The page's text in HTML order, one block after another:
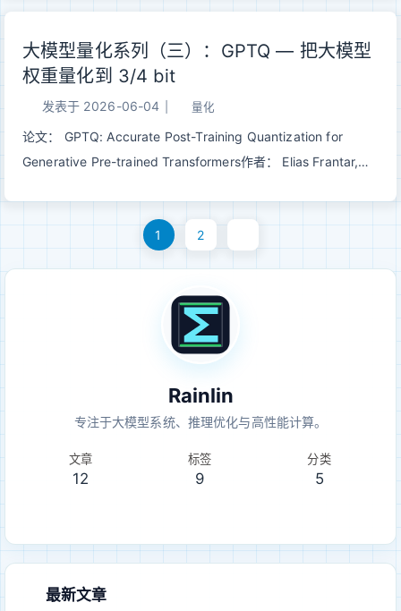
weight channel，再通过等价缩放降低它们的相对量化误差，在
不做重构、不引入混合精度路径的情况下实现高质量 W4A16 部
署。 一、GPTQ 之后，AWQ 在问什么问题上一篇 GPTQ 解决
的是 weight-only 低比特量化里的一个核心问题： 如果只把
weight 压到 3/4 bit，怎样避免简单取整把 layer output 搞
Hessian 信息，量化后再调整剩余...
大模型量化系列（三）：GPTQ — 把大模型
权重量化到 3/4 bit
发表于 2026-06-04 量化
论文： GPTQ: Accurate Post-Training Quantization for
Generative Pre-trained Transformers作者： Elias Frantar,
偿式 post-training weight quantization 可以扩展到大模型，
型里的 activation outlier：少数 hidden dimension 会出现稳定
且幅度极大的异常值，导致朴素 INT8 量化失效。它的处理方式
是把 outlier channel 拆出来，用 FP16 单独计算。
SmoothQuant 则进一步问：能不能不保留 FP16 outlier 分支，
1 2
Rainlin
专注于大模型系统、推理优化与高性能计算。
文章
12
标签
9
分类
5
最新文章